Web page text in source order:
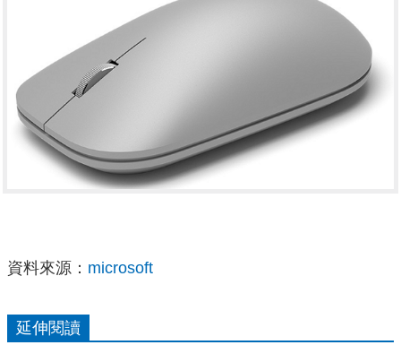
資料來源： microsoft
延伸閱讀